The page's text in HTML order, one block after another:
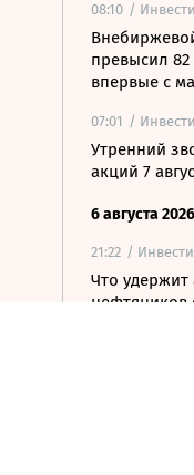
08:10 /
превысил 82
впервые с
07:01 /
Утренний
акций 7
6 августа 2026
21:22 /
Что удержит
нефтяников